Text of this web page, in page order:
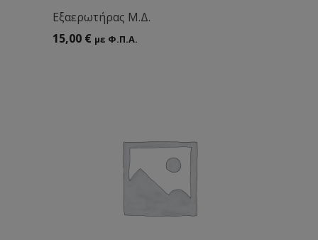
Eξαερωτήρας Μ.Δ.
15,00 € με Φ.Π.Α.